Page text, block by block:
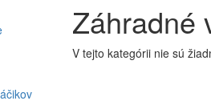
Záhradné
V tejto kategórii nie sú